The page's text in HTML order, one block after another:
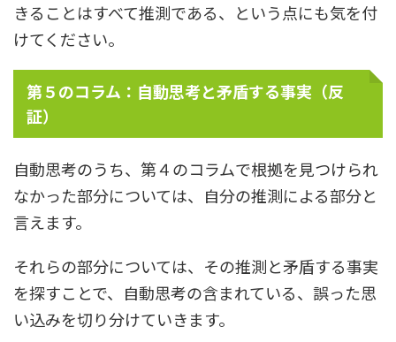
きることはすべて推測である、という点にも気を付
けてください。
第５のコラム：自動思考と矛盾する事実（反
証）
自動思考のうち、第４のコラムで根拠を見つけられ
なかった部分については、自分の推測による部分と
言えます。
それらの部分については、その推測と矛盾する事実
を探すことで、自動思考の含まれている、誤った思
い込みを切り分けていきます。